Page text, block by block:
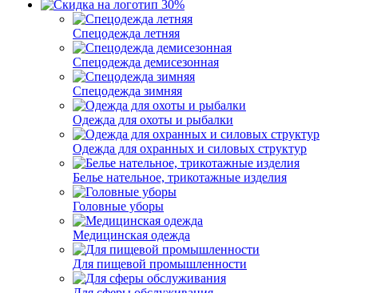
Спецодежда летняя
Спецодежда демисезонная
Спецодежда зимняя
Одежда для охоты и рыбалки
Одежда для охранных и силовых структур
Белье нательное, трикотажные изделия
Головные уборы
Медицинская одежда
Для пищевой промышленности